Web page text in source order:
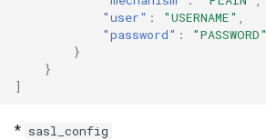
label
length-hiding
"user" : "USERNAME"
"password" :
"PASSWORD"
}
}
]
* sasl_config